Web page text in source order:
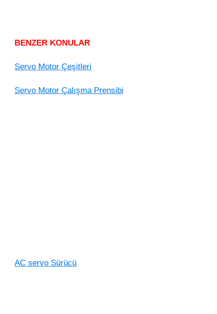
BENZER KONULAR
Servo Motor Çeşitleri
Servo Motor Çalışma Prensibi
AC servo Sürücü